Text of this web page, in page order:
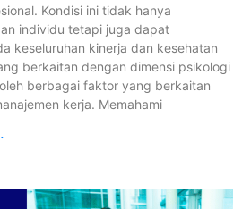
Kondisi ini tidak hanya
individu tetapi juga dapat
keseluruhan kinerja dan kesehatan
berkaitan dengan dimensi psikologi
berbagai faktor yang berkaitan
kerja. Memahami